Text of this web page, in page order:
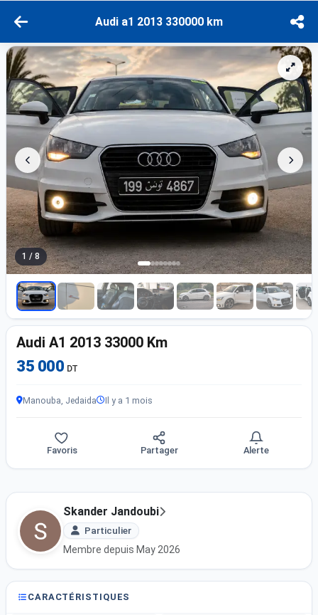
Audi a1 2013 330000 km
1 / 8
Audi A1 2013 33000 Km
35 000 DT
Manouba, Jedaida Il y a 1 mois
Favoris Partager Alerte
Skander Jandoubi
Particulier
Membre depuis May 2026
CARACTÉRISTIQUES